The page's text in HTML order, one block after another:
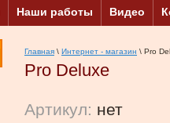
Наши работы Видео
Главная \ Интернет - магазин \ Pro
Pro Deluxe
Артикул: нет